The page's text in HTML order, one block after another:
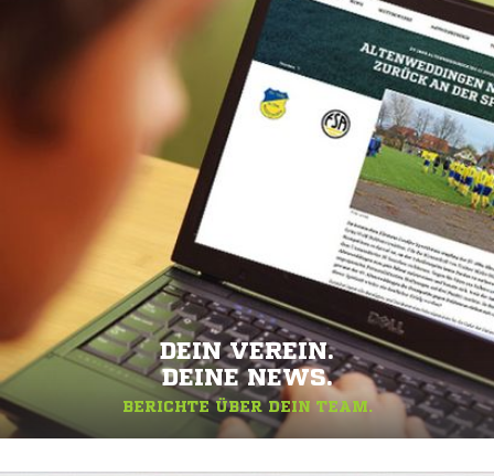
DEIN VEREIN.
DEINE NEWS.
BERICHTE ÜBER DEIN TEAM.